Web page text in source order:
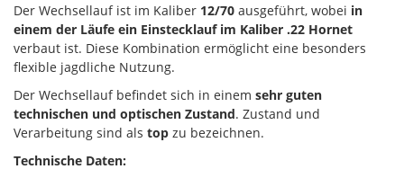
Der Wechsellauf ist im Kaliber 12/70 ausgeführt, wobei in
einem der Läufe ein Einstecklauf im Kaliber .22 Hornet
verbaut ist. Diese Kombination ermöglicht eine besonders
flexible jagdliche Nutzung.
Der Wechsellauf befindet sich in einem sehr guten
technischen und optischen Zustand. Zustand und
Verarbeitung sind als top zu bezeichnen.
Technische Daten: